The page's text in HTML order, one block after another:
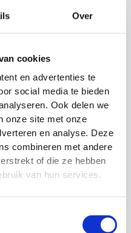
Over
cookies
en advertenties te
social media te bieden
Ook delen we
onze site met onze
en analyse. Deze
combineren met andere
of die ze hebben
van hun services.
Dumbells UFE
€49.99
Actie!
Actie!
Weerstands Banden